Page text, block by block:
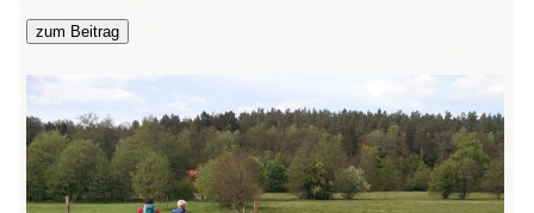
zum Beitrag